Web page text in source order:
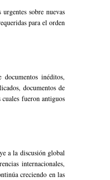
sobre nuevas
para el orden
inéditos,
documentos de
fueron antiguos
a la discusión global
internacionales,
creciendo en las